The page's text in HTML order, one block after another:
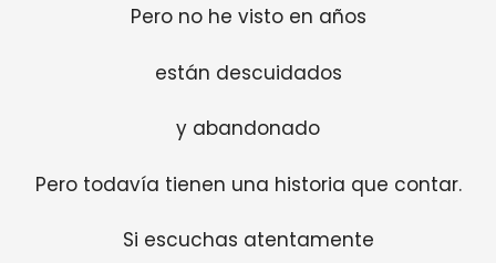
Pero no he visto en años
están descuidados
y abandonado
Pero todavía tienen una historia que contar.
Si escuchas atentamente